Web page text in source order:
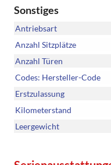
Sonstiges
Antriebsart
Anzahl Sitzplätze
Anzahl Türen
Codes: Hersteller-Code
Erstzulassung
Kilometerstand
Leergewicht